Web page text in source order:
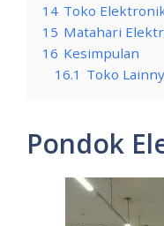
14 Toko
15 Matahari
16 Kesimpulan
16.1 Toko
Pondok